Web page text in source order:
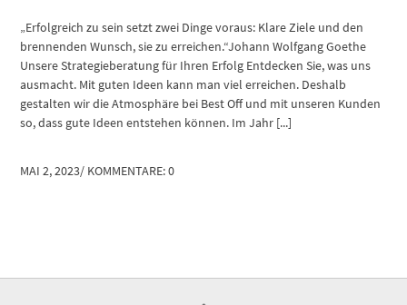
„Erfolgreich zu sein setzt zwei Dinge voraus: Klare Ziele und den
brennenden Wunsch, sie zu erreichen.“Johann Wolfgang Goethe
Unsere Strategieberatung für Ihren Erfolg Entdecken Sie, was uns
ausmacht. Mit guten Ideen kann man viel erreichen. Deshalb
gestalten wir die Atmosphäre bei Best Off und mit unseren Kunden
so, dass gute Ideen entstehen können. Im Jahr [...]
MAI 2, 2023/ KOMMENTARE: 0